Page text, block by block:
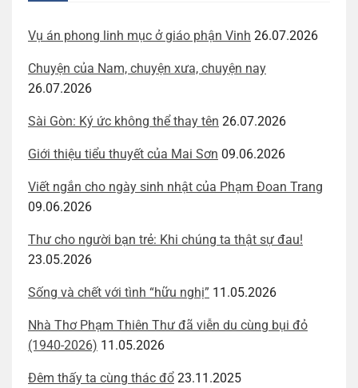
Vụ án phong linh mục ở giáo phận Vinh 26.07.2026
Chuyện của Nam, chuyện xưa, chuyện nay
26.07.2026
Sài Gòn: Ký ức không thể thay tên 26.07.2026
Giới thiệu tiểu thuyết của Mai Sơn 09.06.2026
Viết ngắn cho ngày sinh nhật của Phạm Đoan Trang
09.06.2026
Thư cho người bạn trẻ: Khi chúng ta thật sự đau!
23.05.2026
Sống và chết với tình “hữu nghị” 11.05.2026
Nhà Thơ Phạm Thiên Thư đã viễn du cùng bụi đỏ
(1940-2026) 11.05.2026
Đêm thấy ta cùng thác đổ 23.11.2025